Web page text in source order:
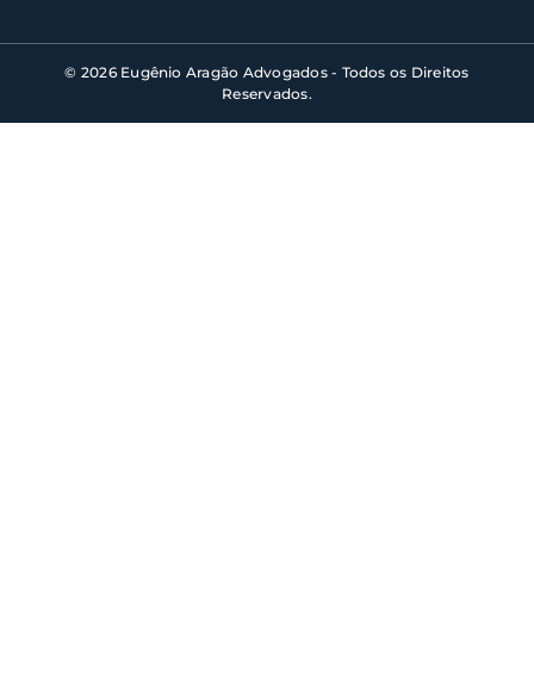
© 2026 Eugênio Aragão Advogados - Todos os Direitos
Reservados.